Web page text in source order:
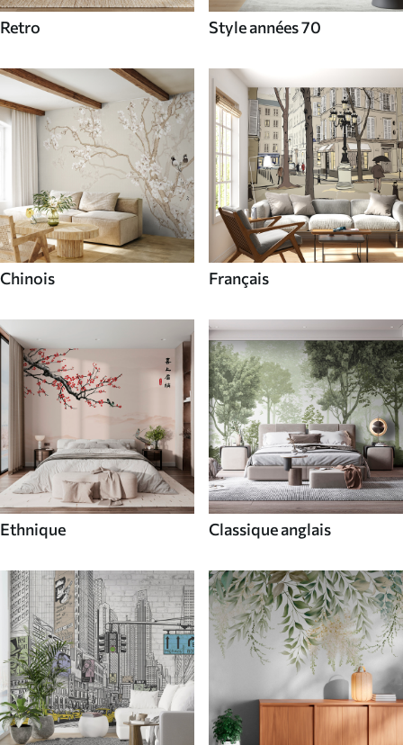
Retro Style années 70
Chinois Français
Ethnique Classique anglais